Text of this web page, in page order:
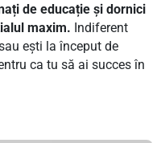
de educație și dornici
maxim. Indiferent
ești la început de
ca tu să ai succes în